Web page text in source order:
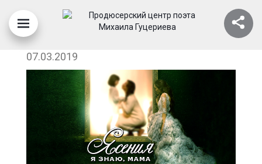
YASENIYA-MAMA-PRIMIERE
07.03.2019